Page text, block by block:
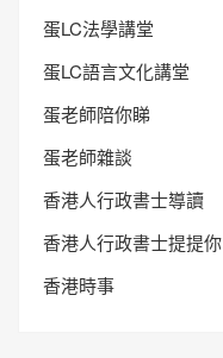
蛋LC法學講堂
蛋LC語言文化講堂
蛋老師陪你睇
蛋老師雜談
香港人行政書士導讀
香港人行政書士提提你
香港時事